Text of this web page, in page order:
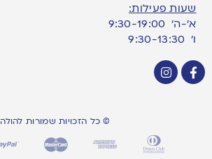
שעות פעילות:
א’-ה’ 9:30-19:00
ו׳ 9:30-13:30
© כל הזכויות שמורות להולה